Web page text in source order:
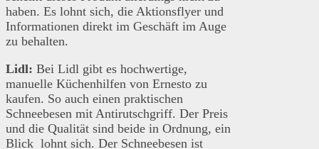
haben. Es lohnt sich, die Aktionsflyer und
Informationen direkt im Geschäft im Auge
zu behalten.
Lidl: Bei Lidl gibt es hochwertige,
manuelle Küchenhilfen von Ernesto zu
kaufen. So auch einen praktischen
Schneebesen mit Antirutschgriff. Der Preis
und die Qualität sind beide in Ordnung, ein
Blick lohnt sich. Der Schneebesen ist